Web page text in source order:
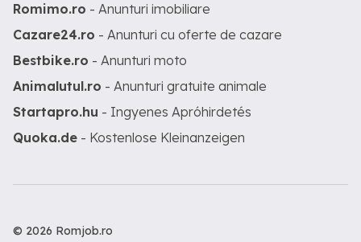
Romimo.ro - Anunturi imobiliare
Cazare24.ro - Anunturi cu oferte de cazare
Bestbike.ro - Anunturi moto
Animalutul.ro - Anunturi gratuite animale
Startapro.hu - Ingyenes Apróhirdetés
Quoka.de - Kostenlose Kleinanzeigen
© 2026 Romjob.ro